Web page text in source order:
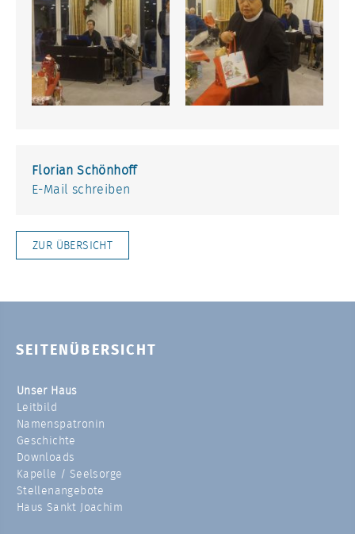
Florian Schönhoff
E-Mail schreiben
ZUR ÜBERSICHT
SEITENÜBERSICHT
Unser Haus
Leitbild
Namenspatronin
Geschichte
Downloads
Kapelle / Seelsorge
Stellenangebote
Haus Sankt Joachim